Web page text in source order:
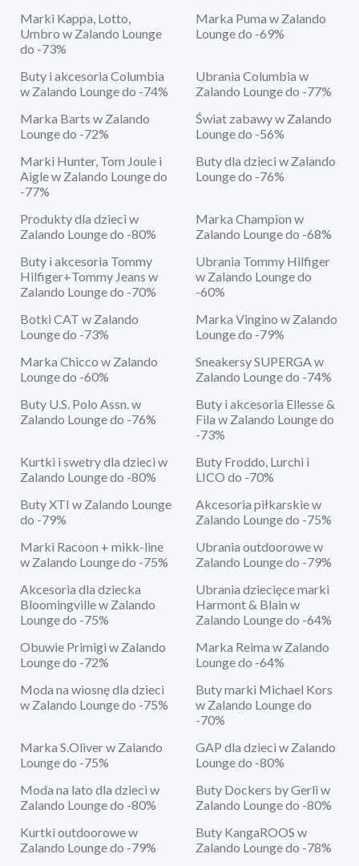
Marki Kappa, Lotto,
Umbro w Zalando Lounge
do -73%
Marka Puma w Zalando
Lounge do -69%
Buty i akcesoria Columbia
w Zalando Lounge do -74%
Ubrania Columbia w
Zalando Lounge do -77%
Marka Barts w Zalando
Lounge do -72%
Świat zabawy w Zalando
Lounge do -56%
Marki Hunter, Tom Joule i
Aigle w Zalando Lounge do
-77%
Buty dla dzieci w Zalando
Lounge do -76%
Produkty dla dzieci w
Zalando Lounge do -80%
Marka Champion w
Zalando Lounge do -68%
Buty i akcesoria Tommy
Hilfiger+Tommy Jeans w
Zalando Lounge do -70%
Ubrania Tommy Hilfiger
w Zalando Lounge do
-60%
Botki CAT w Zalando
Lounge do -73%
Marka Vingino w Zalando
Lounge do -79%
Marka Chicco w Zalando
Lounge do -60%
Sneakersy SUPERGA w
Zalando Lounge do -74%
Buty U.S. Polo Assn. w
Zalando Lounge do -76%
Buty i akcesoria Ellesse &
Fila w Zalando Lounge do
-73%
Kurtki i swetry dla dzieci w
Zalando Lounge do -80%
Buty Froddo, Lurchi i
LICO do -70%
Buty XTI w Zalando Lounge
do -79%
Akcesoria piłkarskie w
Zalando Lounge do -75%
Marki Racoon + mikk-line
w Zalando Lounge do -75%
Ubrania outdoorowe w
Zalando Lounge do -79%
Akcesoria dla dziecka
Bloomingville w Zalando
Lounge do -75%
Ubrania dziecięce marki
Harmont & Blain w
Zalando Lounge do -64%
Obuwie Primigi w Zalando
Lounge do -72%
Marka Reima w Zalando
Lounge do -64%
Moda na wiosnę dla dzieci
w Zalando Lounge do -75%
Buty marki Michael Kors
w Zalando Lounge do
-70%
Marka S.Oliver w Zalando
Lounge do -75%
GAP dla dzieci w Zalando
Lounge do -80%
Moda na lato dla dzieci w
Zalando Lounge do -80%
Buty Dockers by Gerli w
Zalando Lounge do -80%
Kurtki outdoorowe w
Zalando Lounge do -79%
Buty KangaROOS w
Zalando Lounge do -78%